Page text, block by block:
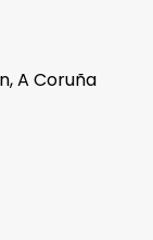
A Coruña